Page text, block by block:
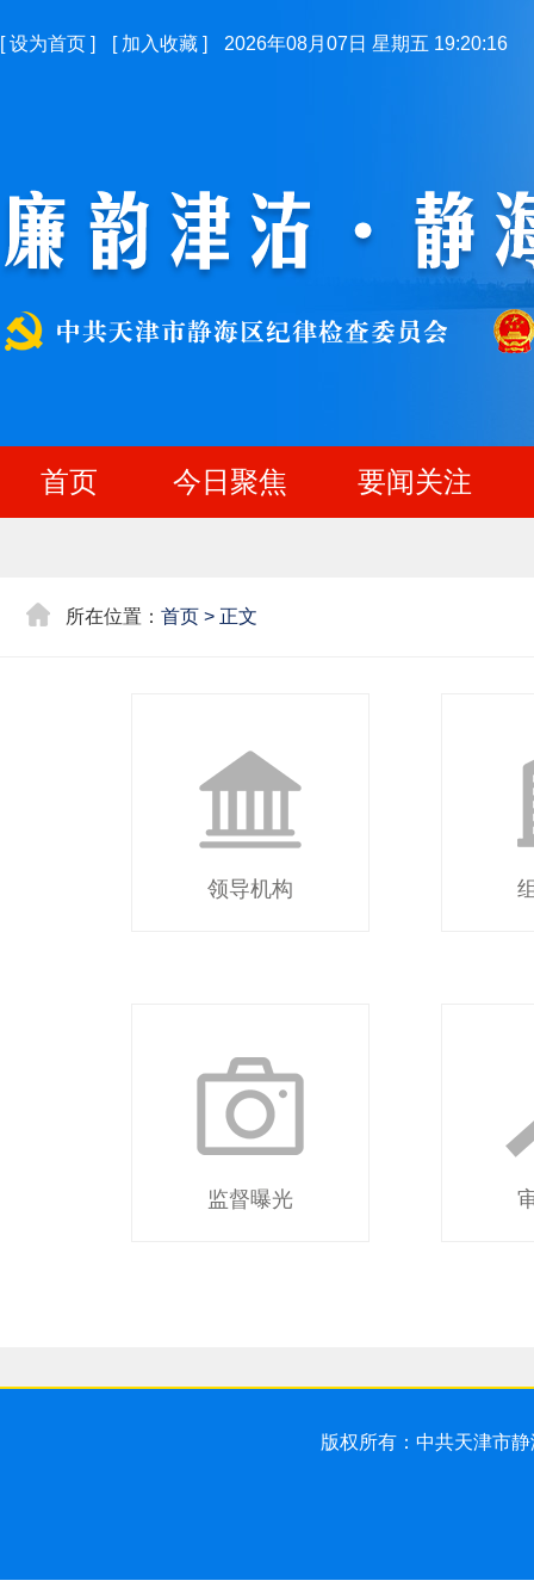
[设为首页 ] [ 加入收藏 ] 2026年08月07日 星期五 19:20:16
首页 今日聚焦 要闻关注
所在位置： 首页 > 正文
领导机构
监督曝光
版权所有：中共天津市